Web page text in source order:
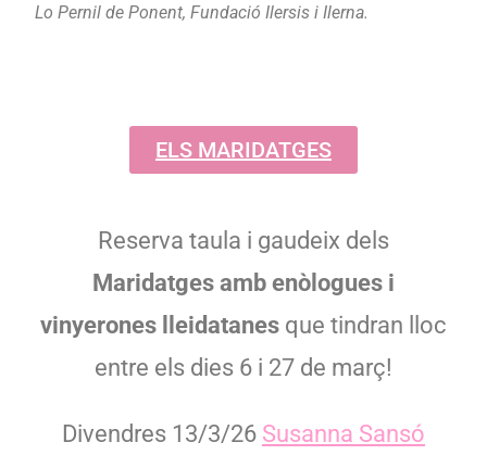
Lo Pernil de Ponent, Fundació Ilersis i Ilerna.
ELS MARIDATGES
Reserva taula i gaudeix dels
Maridatges amb enòlogues i
vinyerones lleidatanes que tindran lloc
entre els dies 6 i 27 de març!
Divendres 13/3/26 Susanna Sansó